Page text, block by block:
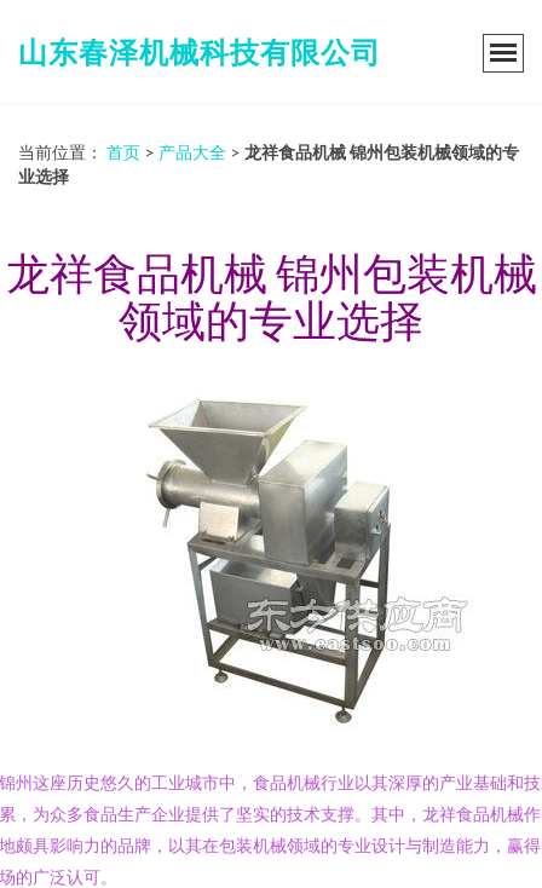
山东春泽机械科技有限公司
当前位置： 首页 > 产品大全 > 龙祥食品机械 锦州包装机械领域的专
业选择
龙祥食品机械 锦州包装机械
领域的专业选择
州这座历史悠久的工业城市中，食品机械行业以其深厚的产业基础和
，为众多食品生产企业提供了坚实的技术支撑。其中，龙祥食品机械
颇具影响力的品牌，以其在包装机械领域的专业设计与制造能力，赢
的广泛认可。